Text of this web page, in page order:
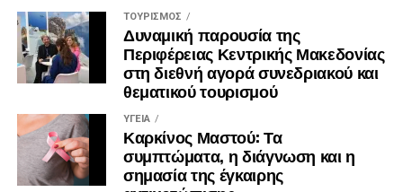
ΤΟΥΡΙΣΜΌΣ
Δυναμική παρουσία της
Περιφέρειας Κεντρικής Μακεδονίας
στη διεθνή αγορά συνεδριακού και
θεματικού τουρισμού
ΥΓΕΊΑ
Καρκίνος Μαστού: Τα
συμπτώματα, η διάγνωση και η
σημασία της έγκαιρης